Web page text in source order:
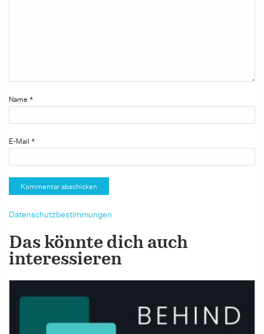
Name *
E-Mail *
Datenschutzbestimmungen
Das könnte dich auch
interessieren